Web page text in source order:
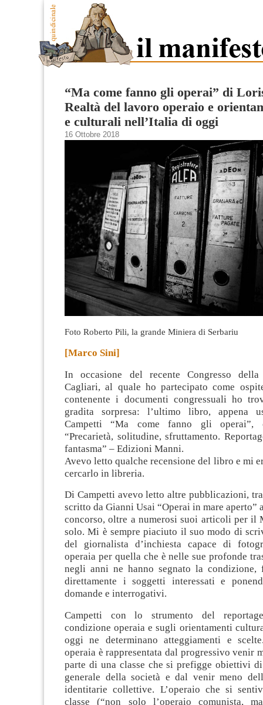
“Ma come fanno gli operai” di
Realtà del lavoro operaio e
e culturali nell’Italia di oggi
16 Ottobre 2018
Foto Roberto Pili, la grande Miniera di Serbariu
[Marco Sini]
In occasione del recente Congresso
Cagliari, al quale ho partecipato come
contenente i documenti congressuali ho
gradita sorpresa: l’ultimo libro, appena
Campetti “Ma come fanno gli operai”,
“Precarietà, solitudine, sfruttamento.
fantasma” – Edizioni Manni.
Avevo letto qualche recensione del libro e mi
cercarlo in libreria.
Di Campetti avevo letto altre pubblicazioni,
scritto da Gianni Usai “Operai in mare aperto”
concorso, oltre a numerosi suoi articoli per il
solo. Mi è sempre piaciuto il suo modo di
del giornalista d’inchiesta capace di
operaia per quella che è nelle sue profonde
negli anni ne hanno segnato la condizione,
direttamente i soggetti interessati e
domande e interrogativi.
Campetti con lo strumento del
condizione operaia e sugli orientamenti
oggi ne determinano atteggiamenti e
operaia è rappresentata dal progressivo venir
parte di una classe che si prefigge obiettivi
generale della società e dal venir meno
identitarie collettive. L’operaio che si
classe (“non solo l’operaio comunista,